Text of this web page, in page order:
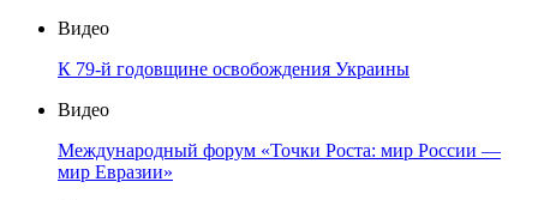
Видео
К 79-й годовщине освобождения Украины
Видео
Международный форум «Точки Роста: мир России —
мир Евразии»